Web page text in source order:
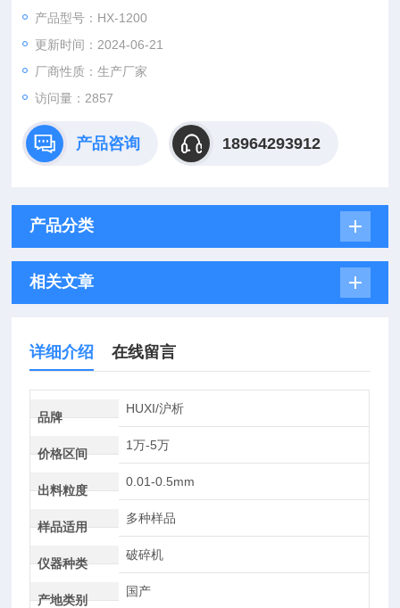
域。
产品型号：HX-1200
更新时间：2024-06-21
厂商性质：生产厂家
访问量：2857
产品咨询 18964293912
产品分类
相关文章
详细介绍 在线留言
品牌
HUXI/沪析
价格区间
1万-5万
出料粒度
0.01-0.5mm
样品适用
多种样品
仪器种类
破碎机
产地类别
国产